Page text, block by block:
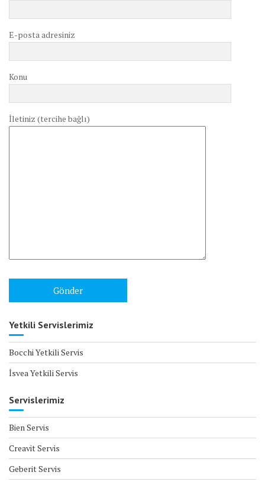
E-posta adresiniz
Konu
İletiniz (tercihe bağlı)
Yetkili Servislerimiz
Bocchi Yetkili Servis
İsvea Yetkili Servis
Servislerimiz
Bien Servis
Creavit Servis
Geberit Servis